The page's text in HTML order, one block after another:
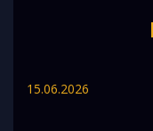
15.06.2026